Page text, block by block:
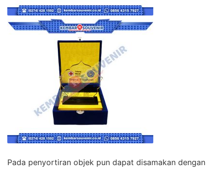
Pada penyortiran objek pun dapat disamakan dengan